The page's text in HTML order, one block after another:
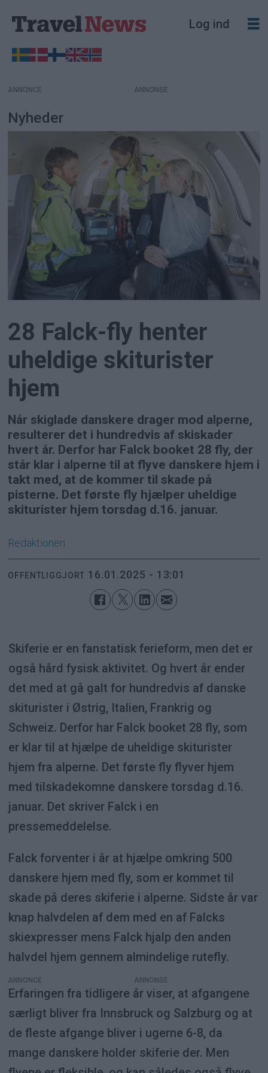
Log ind
ANNONCE
Nyheder
28 Falck-fly henter
uheldige skiturister
hjem
Når skiglade danskere drager mod alperne,
resulterer det i hundredvis af skiskader
hvert år. Derfor har Falck booket 28 fly, der
står klar i alperne til at flyve danskere hjem i
takt med, at de kommer til skade på
pisterne. Det første fly hjælper uheldige
skiturister hjem torsdag d.16. januar.
Redaktionen
OFFENTLIGGJORT 16.01.2025 - 13:01
Skiferie er en fanstatisk ferieform, men det er
også hård fysisk aktivitet. Og hvert år ender
det med at gå galt for hundredvis af danske
skiturister i Østrig, Italien, Frankrig og
Schweiz. Derfor har Falck booket 28 fly, som
er klar til at hjælpe de uheldige skiturister
hjem fra alperne. Det første fly flyver hjem
med tilskadekomne danskere torsdag d.16.
januar. Det skriver Falck i en
pressemeddelelse.
Falck forventer i år at hjælpe omkring 500
danskere hjem med fly, som er kommet til
skade på deres skiferie i alperne. Sidste år var
knap halvdelen af dem med en af Falcks
skiexpresser mens Falck hjalp den anden
halvdel hjem gennem almindelige rutefly.
ANNONCE
Erfaringen fra tidligere år viser, at afgangene
særligt bliver fra Innsbruck og Salzburg og at
de fleste afgange bliver i ugerne 6-8, da
mange danskere holder skiferie der. Men